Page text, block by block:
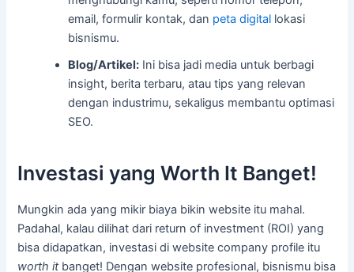
email, formulir kontak, dan peta digital lokasi
bisnismu.
Blog/Artikel: Ini bisa jadi media untuk berbagi
insight, berita terbaru, atau tips yang relevan
dengan industrimu, sekaligus membantu optimasi
SEO.
Investasi yang Worth It Banget!
Mungkin ada yang mikir biaya bikin website itu mahal.
Padahal, kalau dilihat dari return of investment (ROI) yang
bisa didapatkan, investasi di website company profile itu
worth itbanget! Dengan website profesional, bisnismu bisa